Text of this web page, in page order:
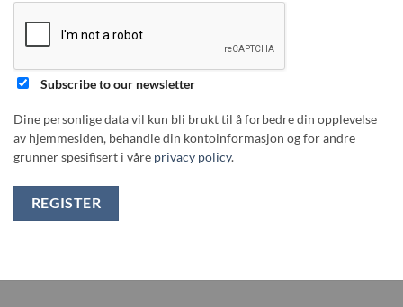
Subscribe to our newsletter
Dine personlige data vil kun bli brukt til å forbedre din opplevelse
av hjemmesiden, behandle din kontoinformasjon og for andre
grunner spesifisert i våre privacy policy.
REGISTER